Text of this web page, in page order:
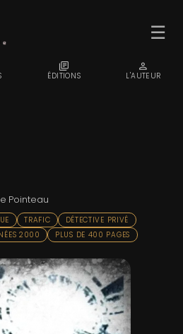
☰
Pointeau
TRAFIC
DÉTECTIVE PRIVÉ
2000 PLUS DE 400 PAGES
LIBRARY_BOOKS
ÉDITIONS
PERSON
L'AUTEUR